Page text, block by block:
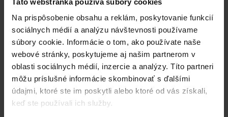
Na prispôsobenie obsahu a reklám, poskytovanie funkcií
sociálnych médií a analýzu návštevnosti používame
súbory cookie. Informácie o tom, ako používate naše
webové stránky, poskytujeme aj našim partnerom v
oblasti sociálnych médií, inzercie a analýzy. Títo partneri
môžu príslušné informácie skombinovať s ďalšími
údajmi, ktoré ste im poskytli alebo ktoré od vás získali,
keď ste používali ich služby.
Značka: ASTRALPOOL
E-shop:Skladom 1 ks v utorok u vás
8,80 EUR bez DPH 10,83 EUR